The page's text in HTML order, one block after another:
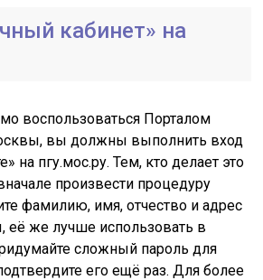
кабинет» на
воспользоваться Порталом
вы должны выполнить вход
на пгу.мос.ру. Тем, кто делает это
произвести процедуру
фамилию, имя, отчество и адрес
её же лучше использовать в
сложный пароль для
его ещё раз. Для более